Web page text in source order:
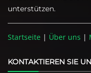
unterstützen.
Startseite | Über uns |
KONTAKTIEREN SIE